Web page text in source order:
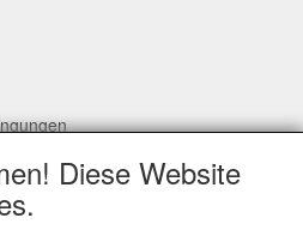
Diese Website